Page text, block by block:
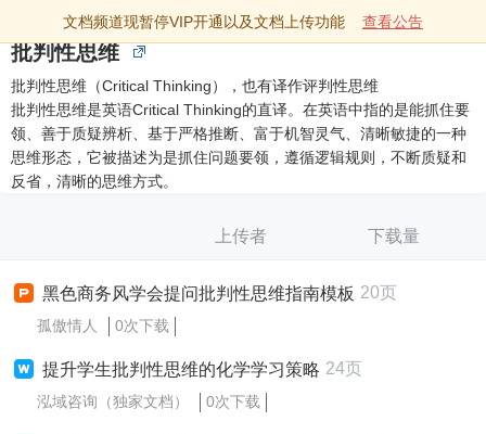
文档频道现暂停VIP开通以及文档上传功能 查看公告
批判性思维
批判性思维（Critical Thinking），也有译作评判性思维
批判性思维是英语Critical Thinking的直译。在英语中指的是能抓住要
领、善于质疑辨析、基于严格推断、富于机智灵气、清晰敏捷的一种
思维形态，它被描述为是抓住问题要领，遵循逻辑规则，不断质疑和
反省，清晰的思维方式。
上传者 下载量
黑色商务风学会提问批判性思维指南模板 20页
孤傲情人 0次下载
提升学生批判性思维的化学学习策略 24页
泓域咨询（独家文档） 0次下载